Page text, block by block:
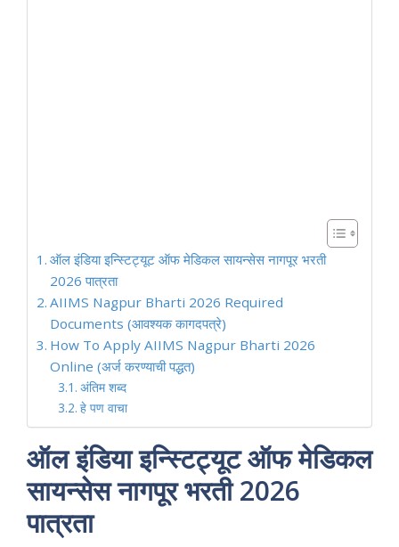
ऑल इंडिया इन्स्टिट्यूट ऑफ मेडिकल सायन्सेस नागपूर भरती
2026 पात्रता
AIIMS Nagpur Bharti 2026 Required
Documents (आवश्यक कागदपत्रे)
How To Apply AIIMS Nagpur Bharti 2026
Online (अर्ज करण्याची पद्धत)
अंतिम शब्द
हे पण वाचा
ऑल इंडिया इन्स्टिट्यूट ऑफ मेडिकल
सायन्सेस नागपूर भरती 2026
पात्रता